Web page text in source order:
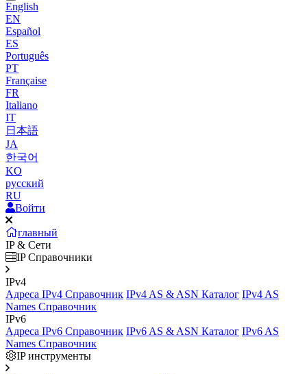
English
EN
Español
ES
Português
PT
Française
FR
Italiano
IT
日本語
JA
한국어
KO
русский
RU
Войти
главный
IP & Сети
IP Справочники
IPv4
Адреса IPv4 Справочник IPv4 AS & ASN Каталог IPv4 AS
Names Справочник
IPv6
Адреса IPv6 Справочник IPv6 AS & ASN Каталог IPv6 AS
Names Справочник
IP инструменты